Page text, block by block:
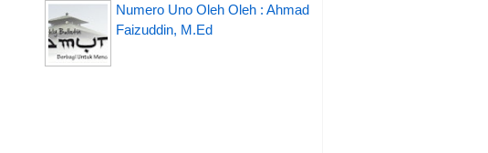
Numero Uno Oleh Oleh : Ahmad
Faizuddin, M.Ed